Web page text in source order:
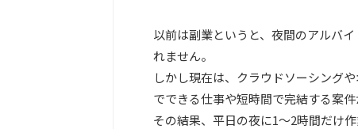
以前は副業というと、夜間のアルバ
れません。
しかし現在は、クラウドソーシング
でできる仕事や短時間で完結する案件
その結果、平日の夜に1〜2時間だけ